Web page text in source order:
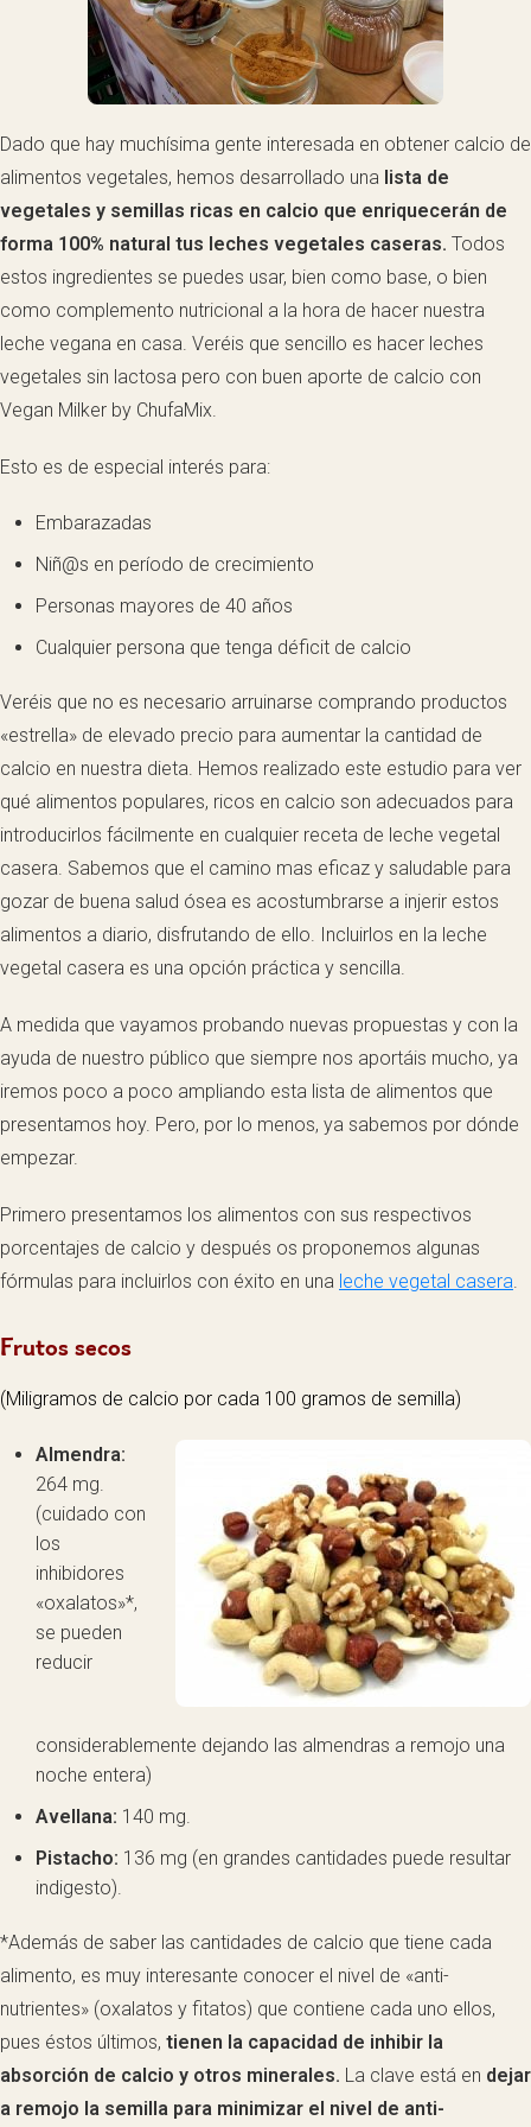
Dado que hay muchísima gente interesada en obtener calcio de
alimentos vegetales, hemos desarrollado una lista de
vegetales y semillas ricas en calcio que enriquecerán de
forma 100% natural tus leches vegetales caseras. Todos
estos ingredientes se puedes usar, bien como base, o bien
como complemento nutricional a la hora de hacer nuestra
leche vegana en casa. Veréis que sencillo es hacer leches
vegetales sin lactosa pero con buen aporte de calcio con
Vegan Milker by ChufaMix.
Esto es de especial interés para:
Embarazadas
Niñ@s en período de crecimiento
Personas mayores de 40 años
Cualquier persona que tenga déficit de calcio
Veréis que no es necesario arruinarse comprando productos
«estrella» de elevado precio para aumentar la cantidad de
calcio en nuestra dieta. Hemos realizado este estudio para ver
qué alimentos populares, ricos en calcio son adecuados para
introducirlos fácilmente en cualquier receta de leche vegetal
casera. Sabemos que el camino mas eficaz y saludable para
gozar de buena salud ósea es acostumbrarse a injerir estos
alimentos a diario, disfrutando de ello. Incluirlos en la leche
vegetal casera es una opción práctica y sencilla.
A medida que vayamos probando nuevas propuestas y con la
ayuda de nuestro público que siempre nos aportáis mucho, ya
iremos poco a poco ampliando esta lista de alimentos que
presentamos hoy. Pero, por lo menos, ya sabemos por dónde
empezar.
Primero presentamos los alimentos con sus respectivos
porcentajes de calcio y después os proponemos algunas
fórmulas para incluirlos con éxito en una leche vegetal casera.
Frutos secos
(Miligramos de calcio por cada 100 gramos de semilla)
Almendra:
264 mg.
(cuidado con
los
inhibidores
«oxalatos»*,
se pueden
reducir
considerablemente dejando las almendras a remojo una
noche entera)
Avellana: 140 mg.
Pistacho: 136 mg (en grandes cantidades puede resultar
indigesto).
*Además de saber las cantidades de calcio que tiene cada
alimento, es muy interesante conocer el nivel de «anti-
nutrientes» (oxalatos y fitatos) que contiene cada uno ellos,
pues éstos últimos, tienen la capacidad de inhibir la
absorción de calcio y otros minerales. La clave está en dejar
a remojo la semilla para minimizar el nivel de anti-